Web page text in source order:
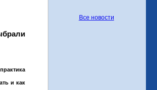
и как
Все новости